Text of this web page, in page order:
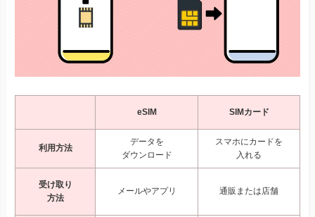
eSIM SIMカード
利用方法
データを
ダウンロード
スマホにカードを
入れる
受け取り
方法
メールやアプリ 通販または店舗